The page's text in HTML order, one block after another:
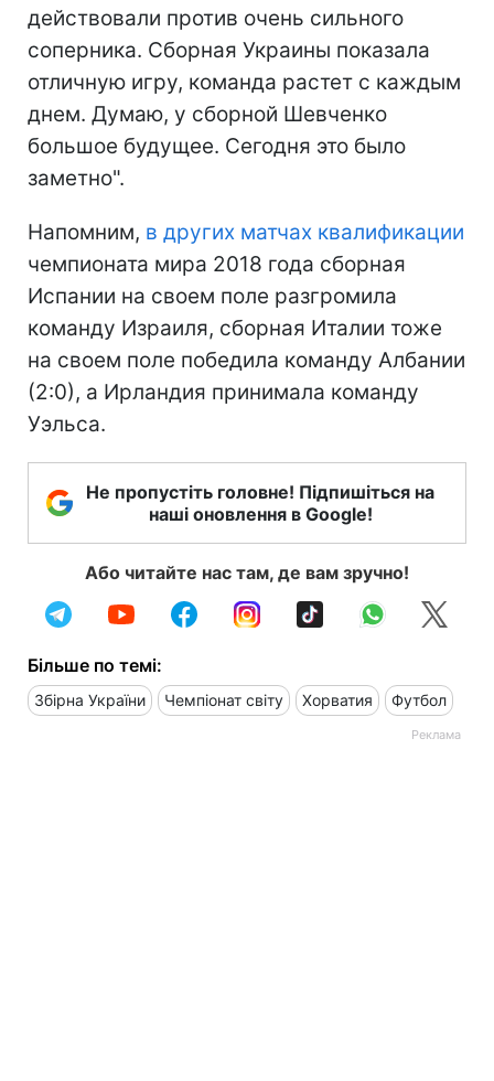
действовали против очень сильного
соперника. Сборная Украины показала
отличную игру, команда растет с каждым
днем. Думаю, у сборной Шевченко
большое будущее. Сегодня это было
заметно".
Напомним, в других матчах квалификации
чемпионата мира 2018 года сборная
Испании на своем поле разгромила
команду Израиля, сборная Италии тоже
на своем поле победила команду Албании
(2:0), а Ирландия принимала команду
Уэльса.
Не пропустіть головне! Підпишіться на
наші оновлення в Google!
Або читайте нас там, де вам зручно!
Більше по темі:
Збірна України Чемпіонат світу Хорватия Футбол